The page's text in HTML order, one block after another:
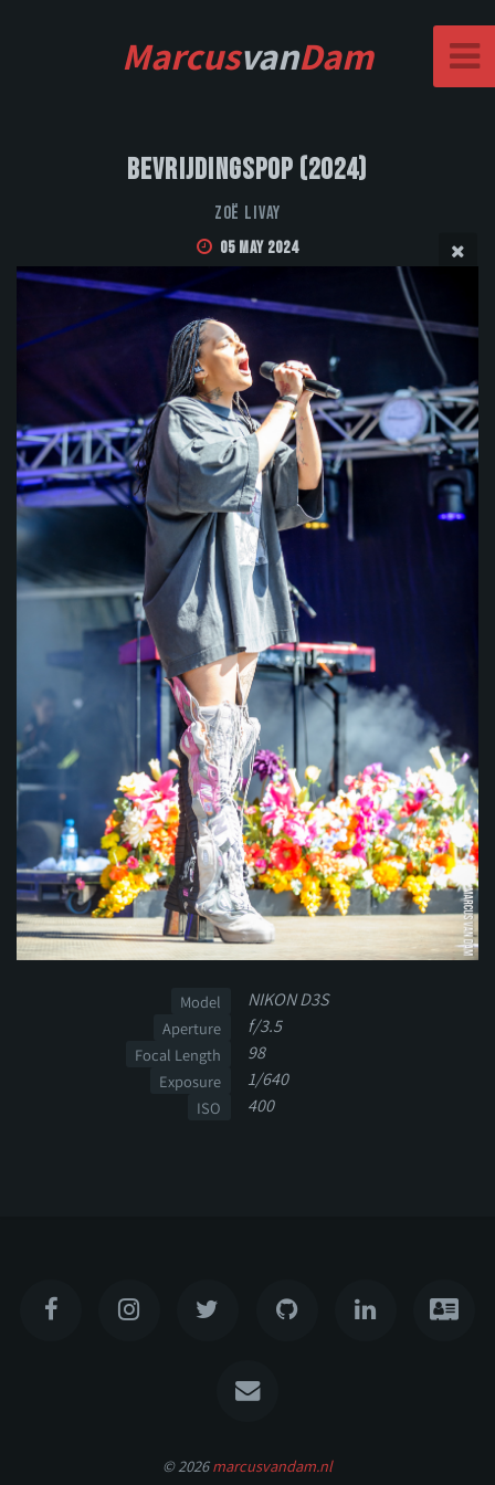
MarcusvanDam
Bevrijdingspop (2024)
Zoë Livay
05 May 2024
Model NIKON D3S
Aperture f/3.5
Focal Length 98
Exposure 1/640
ISO 400
© 2026marcusvandam.nl